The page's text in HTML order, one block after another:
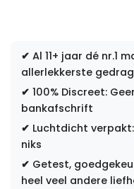
✔ Al 11+ jaar dé nr.1
allerlekkerste
✔ 100% Discreet:
bankafschrift
✔ Luchtdicht
niks
✔ Getest,
heel veel andere